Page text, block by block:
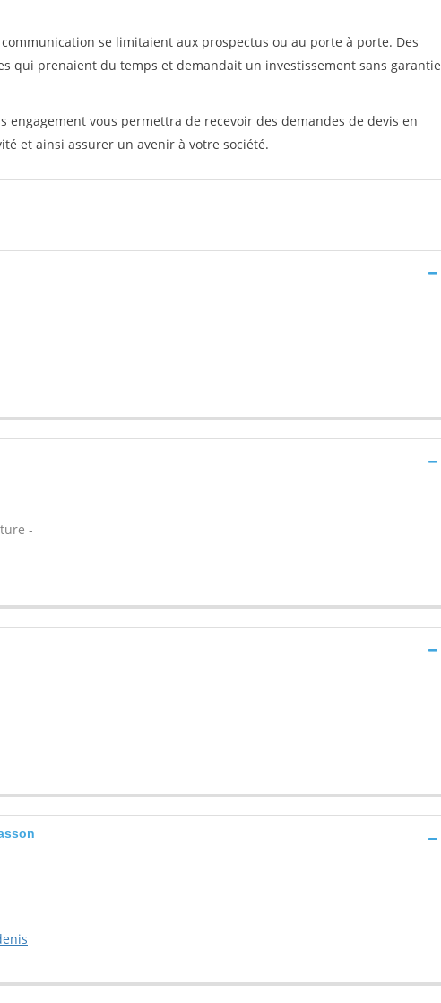
se limitaient aux prospectus ou au porte à porte. Des
qui prenaient du temps et demandait un investissement sans garantie
engagement vous permettra de recevoir des demandes de devis en
et ainsi assurer un avenir à votre société.
-